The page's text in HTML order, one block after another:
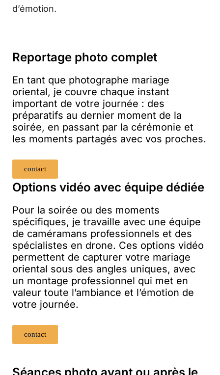
d’émotion.
Reportage photo complet
En tant que photographe mariage
oriental, je couvre chaque instant
important de votre journée : des
préparatifs au dernier moment de la
soirée, en passant par la cérémonie et
les moments partagés avec vos proches.
contact
Options vidéo avec équipe dédiée
Pour la soirée ou des moments
spécifiques, je travaille avec une équipe
de caméramans professionnels et des
spécialistes en drone. Ces options vidéo
permettent de capturer votre mariage
oriental sous des angles uniques, avec
un montage professionnel qui met en
valeur toute l’ambiance et l’émotion de
votre journée.
contact